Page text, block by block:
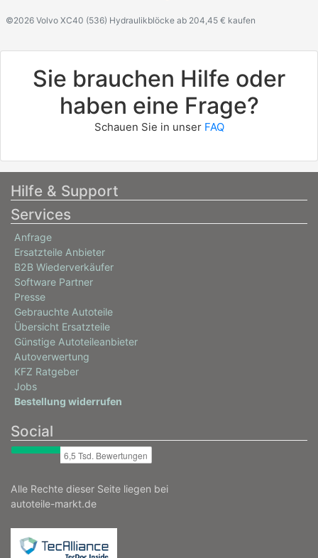
©2026 Volvo XC40 (536) Hydraulikblöcke ab 204,45 € kaufen
Sie brauchen Hilfe oder
haben eine Frage?
Schauen Sie in unser FAQ
Hilfe & Support
Services
Anfrage
Ersatzteile Anbieter
B2B Wiederverkäufer
Software Partner
Presse
Gebrauchte Autoteile
Übersicht Ersatzteile
Günstige Autoteileanbieter
Autoverwertung
KFZ Ratgeber
Jobs
Bestellung widerrufen
Social
Alle Rechte dieser Seite liegen bei
autoteile-markt.de